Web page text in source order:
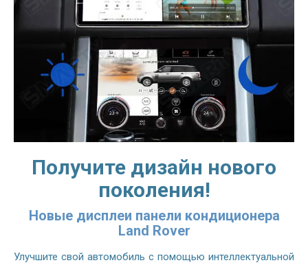
Получите дизайн нового
поколения!
Новые дисплеи панели кондиционера
Land Rover
Улучшите свой автомобиль с помощью интеллектуальной